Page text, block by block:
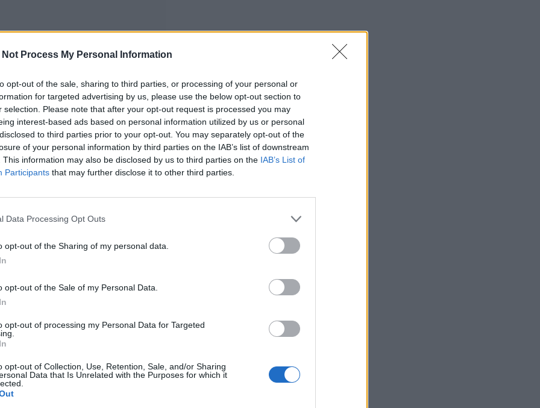
Not Process My Personal Information
opt-out of the sale, sharing to third parties, or processing of your personal or
for targeted advertising by us, please use the below opt-out section to
selection. Please note that after your opt-out request is processed you may
interest-based ads based on personal information utilized by us or personal
to third parties prior to your opt-out. You may separately opt-out of the
of your personal information by third parties on the IAB’s list of downstream
This information may also be disclosed by us to third parties on the IAB’s List of
Participants that may further disclose it to other third parties.
Data Processing Opt Outs
opt-out of the Sharing of my personal data.
opt-out of the Sale of my Personal Data.
opt-out of processing my Personal Data for Targeted
opt-out of Collection, Use, Retention, Sale, and/or Sharing
Data that Is Unrelated with the Purposes for which it
Rich Paulin kanssa yhteen
vuosi sitten.
pariskunta yrittää
suoraan, että hän